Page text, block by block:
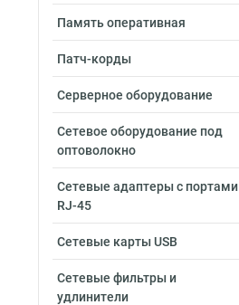
Память оперативная
Патч-корды
Серверное оборудование
Сетевое оборудование под
оптоволокно
Сетевые адаптеры с портами
RJ-45
Сетевые карты USB
Сетевые фильтры и
удлинители